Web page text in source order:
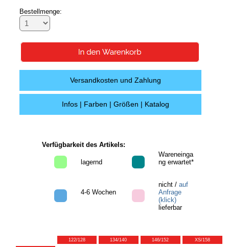
Bestellmenge:
Versandkosten und Zahlung
Infos | Farben | Größen | Katalog
Verfügbarkeit des Artikels:
lagernd
Wareneinga
ng erwartet*
4-6 Wochen
nicht /auf
Anfrage
(klick)
lieferbar
122/128 134/140 146/152 XS/158